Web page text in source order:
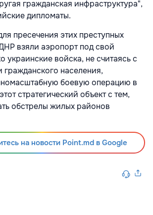
гражданская инфраструктура",
дипломаты.
пресечения этих преступных
взяли аэропорт под свой
украинские войска, не считаясь с
населения,
боевую операцию в
стратегический объект с тем,
обстрелы жилых районов
на новости Point.md в Google